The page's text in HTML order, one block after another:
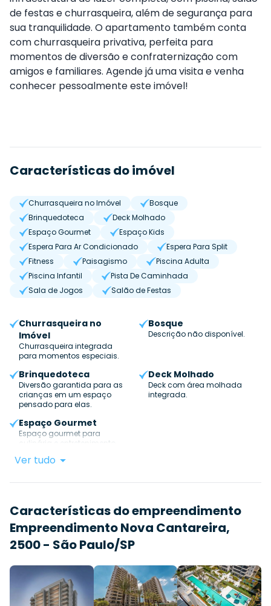
de festas e churrasqueira, além de segurança para
sua tranquilidade. O apartamento também conta
com churrasqueira privativa, perfeita para
momentos de diversão e confraternização com
amigos e familiares. Agende já uma visita e venha
conhecer pessoalmente este imóvel!
Características do imóvel
Churrasqueira no Imóvel
Bosque
Brinquedoteca
Deck Molhado
Espaço Gourmet
Espaço Kids
Espera Para Ar Condicionado
Espera Para Split
Fitness
Paisagismo
Piscina Adulta
Piscina Infantil
Pista De Caminhada
Sala de Jogos
Salão de Festas
Churrasqueira no
Imóvel
Churrasqueira integrada
para momentos especiais.
Bosque
Descrição não disponível.
Brinquedoteca
Diversão garantida para as
crianças em um espaço
pensado para elas.
Deck Molhado
Deck com área molhada
integrada.
Espaço Gourmet
Espaço gourmet para
culinária e entretenimento.
Ver tudo
Características do empreendimento
Empreendimento Nova Cantareira,
2500 - São Paulo/SP